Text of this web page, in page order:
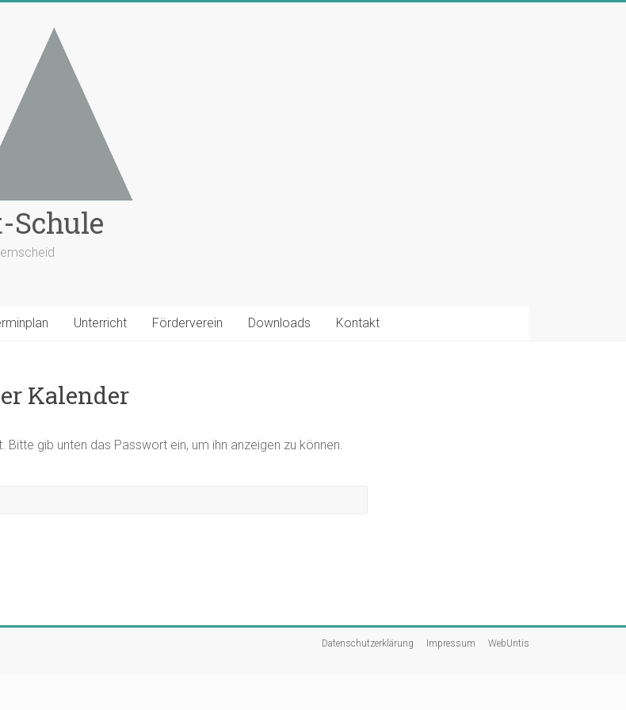
Unterricht Förderverein Downloads Kontakt
Kalender
gib unten das Passwort ein, um ihn anzeigen zu können.
Datenschutzerklärung Impressum WebUntis